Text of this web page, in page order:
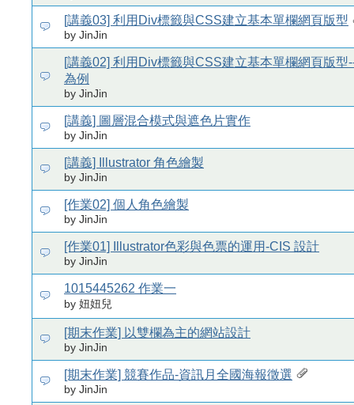
[講義03] 利用Div標籤與CSS建立基本單欄網頁版型
by JinJin
[講義02] 利用Div標籤與CSS建立基本單欄網頁版型
為例
by JinJin
[講義] 圖層混合模式與遮色片實作
by JinJin
[講義] Illustrator 角色繪製
by JinJin
[作業02] 個人角色繪製
by JinJin
[作業01] Illustrator色彩與色票的運用-CIS 設計
by JinJin
1015445262 作業一
by 妞妞兒
[期末作業] 以雙欄為主的網站設計
by JinJin
[期末作業] 競賽作品-資訊月全國海報徵選
by JinJin